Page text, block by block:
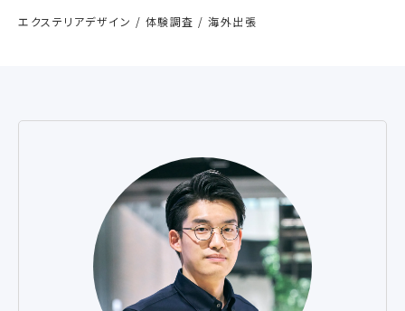
エクステリアデザイン / 体験調査 / 海外出張